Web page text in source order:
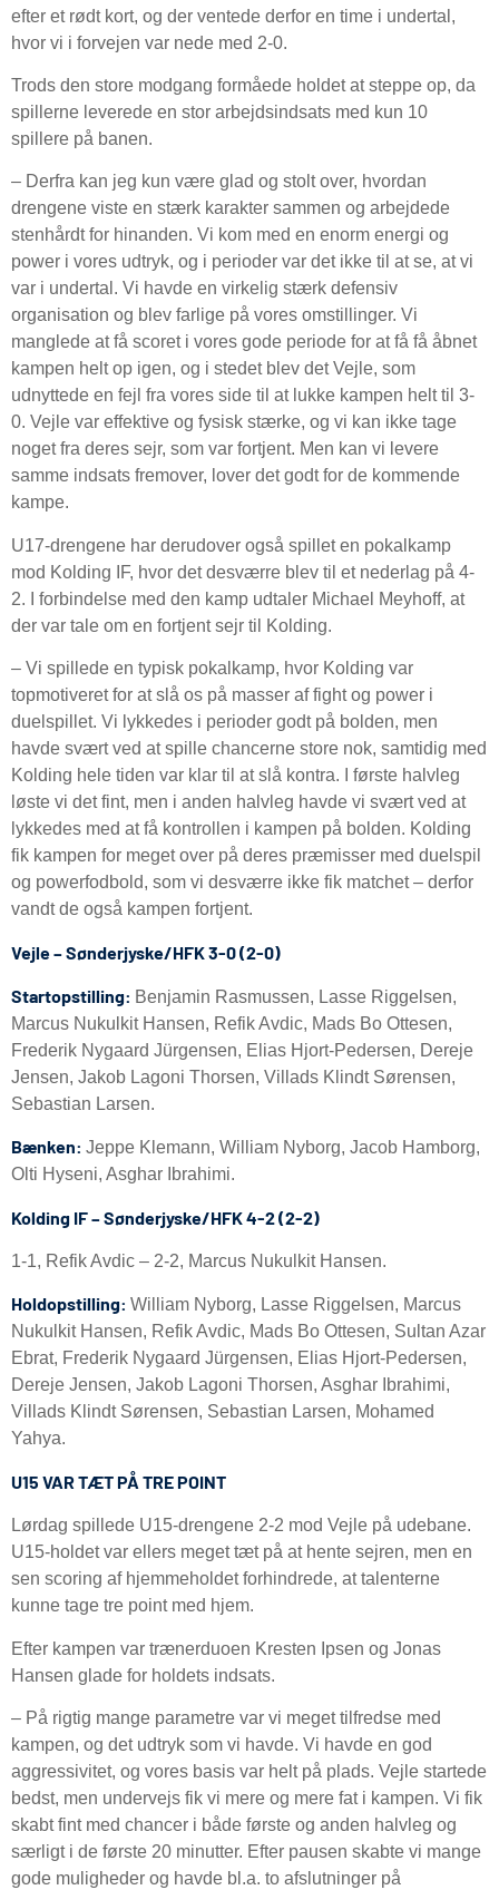
efter et rødt kort, og der ventede derfor en time i undertal,
hvor vi i forvejen var nede med 2-0.
Trods den store modgang formåede holdet at steppe op, da
spillerne leverede en stor arbejdsindsats med kun 10
spillere på banen.
– Derfra kan jeg kun være glad og stolt over, hvordan
drengene viste en stærk karakter sammen og arbejdede
stenhårdt for hinanden. Vi kom med en enorm energi og
power i vores udtryk, og i perioder var det ikke til at se, at vi
var i undertal. Vi havde en virkelig stærk defensiv
organisation og blev farlige på vores omstillinger. Vi
manglede at få scoret i vores gode periode for at få få åbnet
kampen helt op igen, og i stedet blev det Vejle, som
udnyttede en fejl fra vores side til at lukke kampen helt til 3-
0. Vejle var effektive og fysisk stærke, og vi kan ikke tage
noget fra deres sejr, som var fortjent. Men kan vi levere
samme indsats fremover, lover det godt for de kommende
kampe.
U17-drengene har derudover også spillet en pokalkamp
mod Kolding IF, hvor det desværre blev til et nederlag på 4-
2. I forbindelse med den kamp udtaler Michael Meyhoff, at
der var tale om en fortjent sejr til Kolding.
– Vi spillede en typisk pokalkamp, hvor Kolding var
topmotiveret for at slå os på masser af fight og power i
duelspillet. Vi lykkedes i perioder godt på bolden, men
havde svært ved at spille chancerne store nok, samtidig med
Kolding hele tiden var klar til at slå kontra. I første halvleg
løste vi det fint, men i anden halvleg havde vi svært ved at
lykkedes med at få kontrollen i kampen på bolden. Kolding
fik kampen for meget over på deres præmisser med duelspil
og powerfodbold, som vi desværre ikke fik matchet – derfor
vandt de også kampen fortjent.
Vejle – Sønderjyske/HFK 3-0 (2-0)
Startopstilling: Benjamin Rasmussen, Lasse Riggelsen,
Marcus Nukulkit Hansen, Refik Avdic, Mads Bo Ottesen,
Frederik Nygaard Jürgensen, Elias Hjort-Pedersen, Dereje
Jensen, Jakob Lagoni Thorsen, Villads Klindt Sørensen,
Sebastian Larsen.
Bænken: Jeppe Klemann, William Nyborg, Jacob Hamborg,
Olti Hyseni, Asghar Ibrahimi.
Kolding IF – Sønderjyske/HFK 4-2 (2-2)
1-1, Refik Avdic – 2-2, Marcus Nukulkit Hansen.
Holdopstilling: William Nyborg, Lasse Riggelsen, Marcus
Nukulkit Hansen, Refik Avdic, Mads Bo Ottesen, Sultan Azar
Ebrat, Frederik Nygaard Jürgensen, Elias Hjort-Pedersen,
Dereje Jensen, Jakob Lagoni Thorsen, Asghar Ibrahimi,
Villads Klindt Sørensen, Sebastian Larsen, Mohamed
Yahya.
U15 VAR TÆT PÅ TRE POINT
Lørdag spillede U15-drengene 2-2 mod Vejle på udebane.
U15-holdet var ellers meget tæt på at hente sejren, men en
sen scoring af hjemmeholdet forhindrede, at talenterne
kunne tage tre point med hjem.
Efter kampen var trænerduoen Kresten Ipsen og Jonas
Hansen glade for holdets indsats.
– På rigtig mange parametre var vi meget tilfredse med
kampen, og det udtryk som vi havde. Vi havde en god
aggressivitet, og vores basis var helt på plads. Vejle startede
bedst, men undervejs fik vi mere og mere fat i kampen. Vi fik
skabt fint med chancer i både første og anden halvleg og
særligt i de første 20 minutter. Efter pausen skabte vi mange
gode muligheder og havde bl.a. to afslutninger på